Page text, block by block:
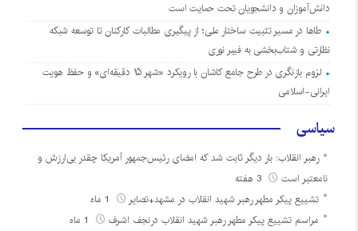
دانش‌آموزان و دانشجویان تحت حمایت است
طاها در مسیر تثبیت ساختار ملی؛ از پیگیری مطالبات کارکنان تا توسعه شبکه
نظارتی و شتاب‌بخشی به فیبر نوری
لزوم بازنگری در طرح جامع کاشان با رویکرد «شهر ۱۵ دقیقه‌ای» و حفظ هویت
ایرانی-اسلامی
سیاسی
رهبر انقلاب: بار دیگر ثابت شد که امضای رئیس‌جمهور آمریکا چقدر بی‌ارزش و
نامعتبر است
3 هفته
تشییع پیکر مطهر رهبر شهید انقلاب در مشهد+تصایر
مراسم تشییع پیکر مطهر رهبر شهید انقلاب درنجف اشرف